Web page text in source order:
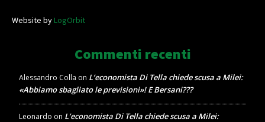
Website byLogOrbit
Commenti recenti
Alessandro Colla on L’economista Di Tella chiede scusa a Milei:
«Abbiamo sbagliato le previsioni»! E Bersani???
Leonardo on L’economista Di Tella chiede scusa a Milei: